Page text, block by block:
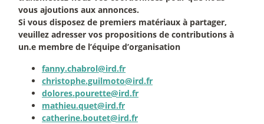
vous ajoutions aux annonces.
Si vous disposez de premiers matériaux à partager,
veuillez adresser vos propositions de contributions à
un.e membre de l’équipe d’organisation
fanny.chabrol@ird.fr
christophe.guilmoto@ird.fr
dolores.pourette@ird.fr
mathieu.quet@ird.fr
catherine.boutet@ird.fr